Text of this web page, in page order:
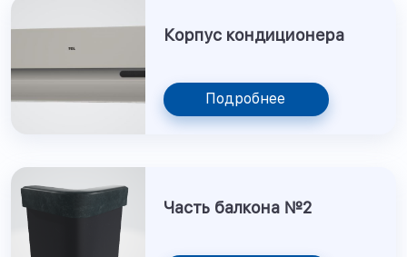
Корпус кондиционера
Подробнее
Часть балкона №2